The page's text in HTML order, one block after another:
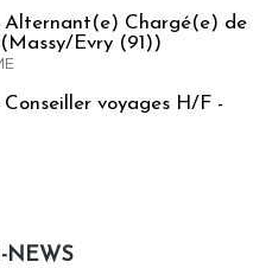
Alternant(e) Chargé(e) de
Evry (91))
voyages H/F -
NEWS